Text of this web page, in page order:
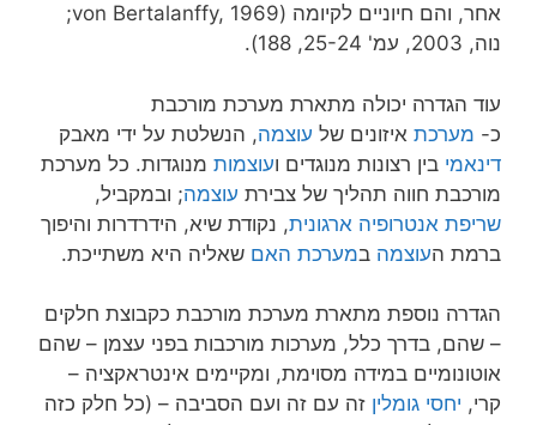
אחר, והם חיוניים לקיומה (von Bertalanffy, 1969;
נוה, 2003, עמ' 25-24, 188).
עוד הגדרה יכולה מתארת מערכת מורכבת
כ- מערכת איזונים של עוצמה, הנשלטת על ידי מאבק
דינאמי בין רצונות מנוגדים ועוצמות מנוגדות. כל מערכת
מורכבת חווה תהליך של צבירת עוצמה; ובמקביל,
שריפת אנטרופיה ארגונית, נקודת שיא, הידרדרות והיפוך
ברמת העוצמה במערכת האם שאליה היא משתייכת.
הגדרה נוספת מתארת מערכת מורכבת כקבוצת חלקים
– שהם, בדרך כלל, מערכות מורכבות בפני עצמן – שהם
אוטונומיים במידה מסוימת, ומקיימים אינטראקציה –
קרי, יחסי גומלין זה עם זה ועם הסביבה – (כל חלק כזה